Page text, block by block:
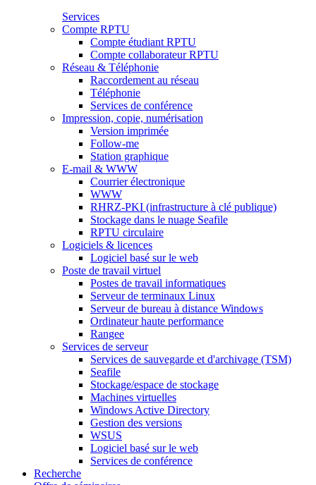
Services
Compte RPTU
Compte étudiant RPTU
Compte collaborateur RPTU
Réseau & Téléphonie
Raccordement au réseau
Téléphonie
Services de conférence
Impression, copie, numérisation
Version imprimée
Follow-me
Station graphique
E-mail & WWW
Courrier électronique
WWW
RHRZ-PKI (infrastructure à clé publique)
Stockage dans le nuage Seafile
RPTU circulaire
Logiciels & licences
Logiciel basé sur le web
Poste de travail virtuel
Postes de travail informatiques
Serveur de terminaux Linux
Serveur de bureau à distance Windows
Ordinateur haute performance
Rangee
Services de serveur
Services de sauvegarde et d'archivage (TSM)
Seafile
Stockage/espace de stockage
Machines virtuelles
Windows Active Directory
Gestion des versions
WSUS
Logiciel basé sur le web
Services de conférence
Recherche